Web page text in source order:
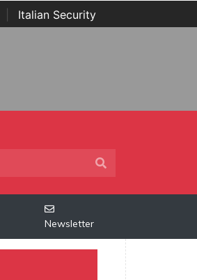
Italian Security
Newsletter